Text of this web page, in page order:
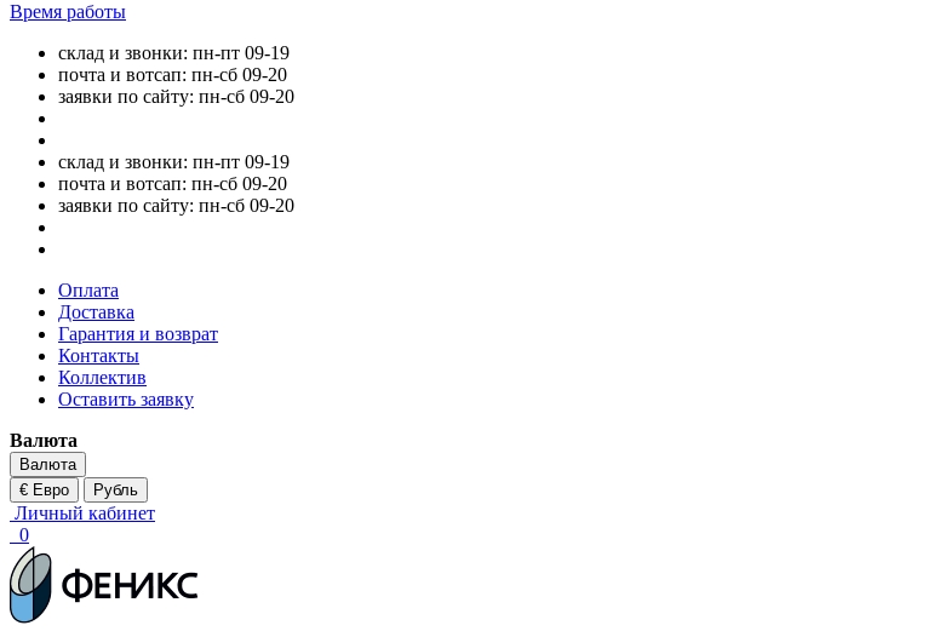
Время работы
склад и звонки: пн-пт 09-19
почта и вотсап: пн-сб 09-20
заявки по сайту: пн-сб 09-20
склад и звонки: пн-пт 09-19
почта и вотсап: пн-сб 09-20
заявки по сайту: пн-сб 09-20
Оплата
Доставка
Гарантия и возврат
Контакты
Коллектив
Оставить заявку
Валюта
Валюта
€ Евро
Рубль
Личный кабинет
0